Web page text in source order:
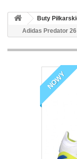
Buty
Adidas Predator
NOWY